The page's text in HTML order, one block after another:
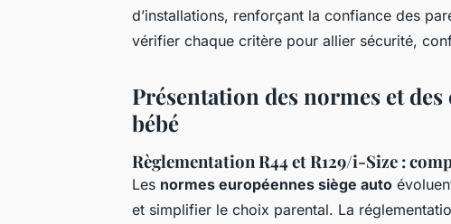
d’installations, renforçant la confiance des
vérifier chaque critère pour allier sécurité,
Présentation des normes et
bébé
Règlementation R44 et R129/i-Size :
Les normes européennes siège auto
et simplifier le choix parental. La